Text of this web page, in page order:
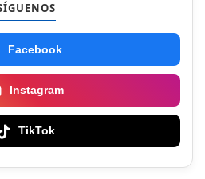
Facebook
Instagram
TikTok